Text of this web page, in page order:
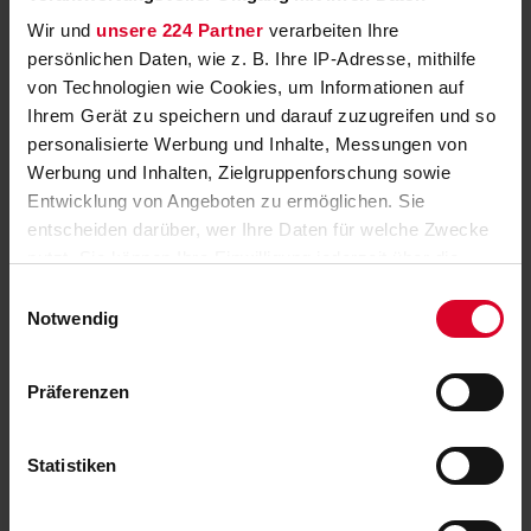
Wir und unsere 224 Partner verarbeiten Ihre
persönlichen Daten, wie z. B. Ihre IP-Adresse, mithilfe
von Technologien wie Cookies, um Informationen auf
Ihrem Gerät zu speichern und darauf zuzugreifen und so
personalisierte Werbung und Inhalte, Messungen von
Werbung und Inhalten, Zielgruppenforschung sowie
Entwicklung von Angeboten zu ermöglichen. Sie
entscheiden darüber, wer Ihre Daten für welche Zwecke
Trigger Symbol ändern oder widerrufen
Informationen über Ihre geografische Lage
können
bestimmten Merkmalen (Fingerprinting) identifizieren
Notwendig
Präferenzen
Statistiken
Hier klicken
Community neu